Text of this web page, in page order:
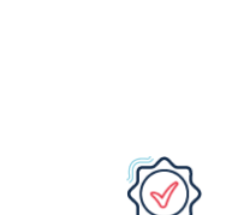
et richesse culturelle.